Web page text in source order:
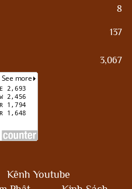
8
137
3,067
Kênh Youtube